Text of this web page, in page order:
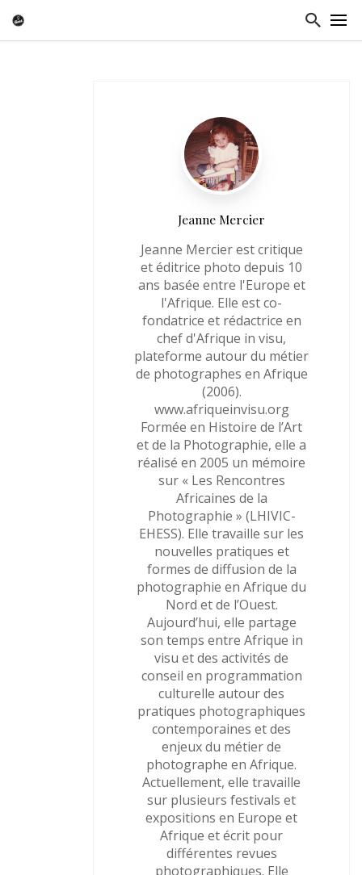
Jeanne Mercier
Jeanne Mercier est critique
et éditrice photo depuis 10
ans basée entre l'Europe et
l'Afrique. Elle est co-
fondatrice et rédactrice en
chef d'Afrique in visu,
plateforme autour du métier
de photographes en Afrique
(2006).
www.afriqueinvisu.org
Formée en Histoire de l’Art
et de la Photographie, elle a
réalisé en 2005 un mémoire
sur « Les Rencontres
Africaines de la
Photographie » (LHIVIC-
EHESS). Elle travaille sur les
nouvelles pratiques et
formes de diffusion de la
photographie en Afrique du
Nord et de l’Ouest.
Aujourd’hui, elle partage
son temps entre Afrique in
visu et des activités de
conseil en programmation
culturelle autour des
pratiques photographiques
contemporaines et des
enjeux du métier de
photographe en Afrique.
Actuellement, elle travaille
sur plusieurs festivals et
expositions en Europe et
Afrique et écrit pour
différentes revues
photographiques. Elle